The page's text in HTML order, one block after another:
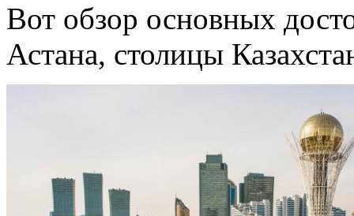
Вот обзор основных
Астана, столицы